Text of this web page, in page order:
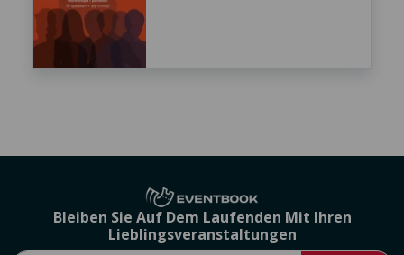
Bleiben Sie Auf Dem Laufenden Mit Ihren
Lieblingsveranstaltungen